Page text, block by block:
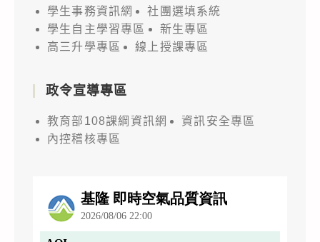
學生事務資訊網
社團選填系統
學生自主學習專區
新生專區
高三升學專區
線上授課專區
政令宣導專區
教育部108課綱資訊網
資訊安全專區
內控稽核專區